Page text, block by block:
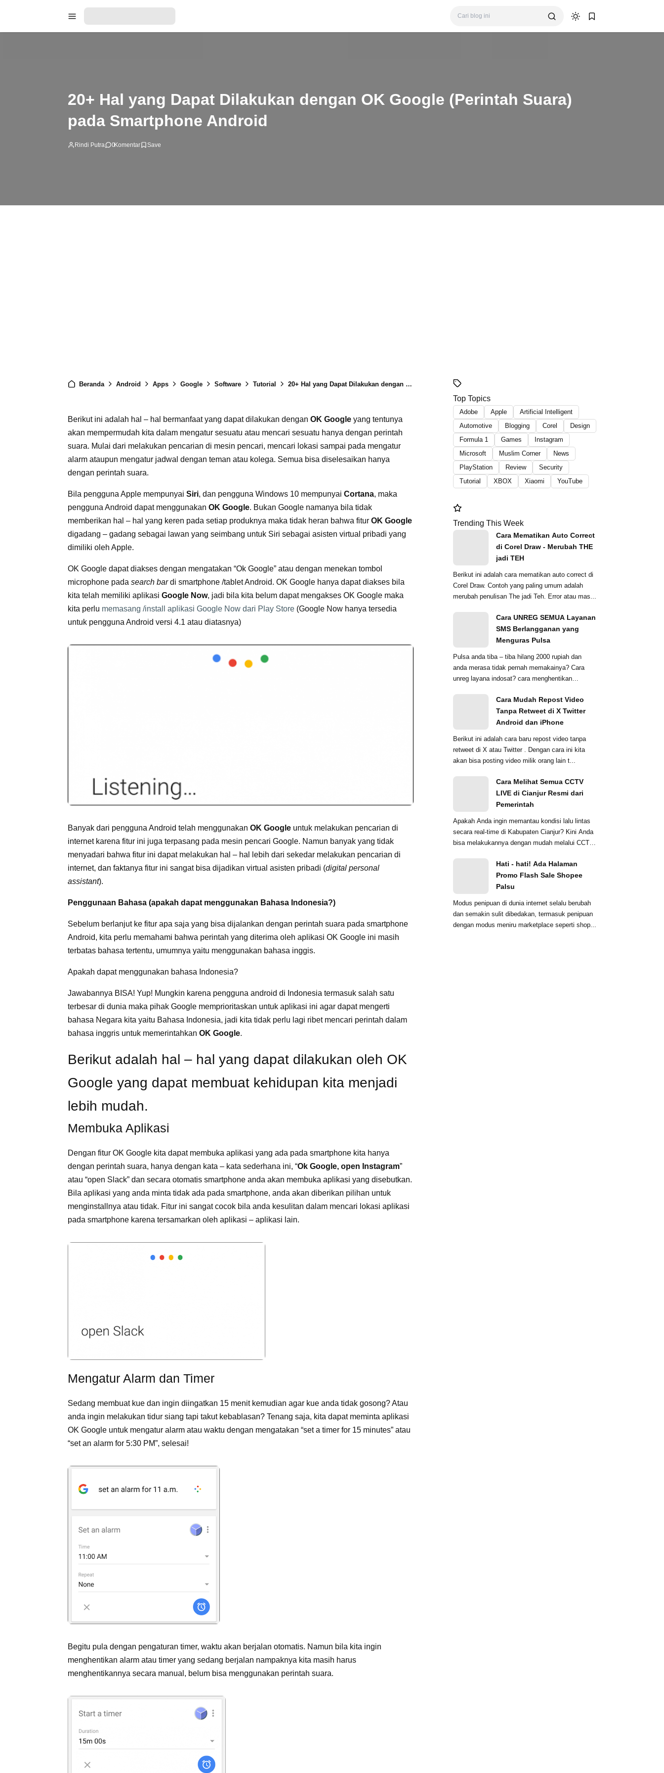
20+ Hal yang Dapat Dilakukan dengan OK Google (Perintah Suara)
pada Smartphone Android
Rindi Putra 0Komentar
Beranda Android Apps Google Software Tutorial 20+ Hal yang Dapat Dilakukan dengan OK Google (Perintah Suara) pada Smartphone Android
Berikut ini adalah hal – hal bermanfaat yang dapat dilakukan dengan OK Google yang tentunya
akan mempermudah kita dalam mengatur sesuatu atau mencari sesuatu hanya dengan perintah
suara. Mulai dari melakukan pencarian di mesin pencari, mencari lokasi sampai pada mengatur
alarm ataupun mengatur jadwal dengan teman atau kolega. Semua bisa diselesaikan hanya
dengan perintah suara.
Bila pengguna Apple mempunyai Siri, dan pengguna Windows 10 mempunyai Cortana, maka
pengguna Android dapat menggunakan OK Google. Bukan Google namanya bila tidak
memberikan hal – hal yang keren pada setiap produknya maka tidak heran bahwa fitur OK Google
digadang – gadang sebagai lawan yang seimbang untuk Siri sebagai asisten virtual pribadi yang
dimiliki oleh Apple.
OK Google dapat diakses dengan mengatakan “Ok Google” atau dengan menekan tombol
microphone pada search bardi smartphone /tablet Android. OK Google hanya dapat diakses bila
kita telah memiliki aplikasi Google Now, jadi bila kita belum dapat mengakses OK Google maka
kita perlu memasang /install aplikasi Google Now dari Play Store (Google Now hanya tersedia
untuk pengguna Android versi 4.1 atau diatasnya)
Banyak dari pengguna Android telah menggunakan OK Google untuk melakukan pencarian di
internet karena fitur ini juga terpasang pada mesin pencari Google. Namun banyak yang tidak
menyadari bahwa fitur ini dapat melakukan hal – hal lebih dari sekedar melakukan pencarian di
internet, dan faktanya fitur ini sangat bisa dijadikan virtual asisten pribadi (digital personal
assistant).
Penggunaan Bahasa (apakah dapat menggunakan Bahasa Indonesia?)
Sebelum berlanjut ke fitur apa saja yang bisa dijalankan dengan perintah suara pada smartphone
Android, kita perlu memahami bahwa perintah yang diterima oleh aplikasi OK Google ini masih
terbatas bahasa tertentu, umumnya yaitu menggunakan bahasa inggis.
Apakah dapat menggunakan bahasa Indonesia?
Jawabannya BISA! Yup! Mungkin karena pengguna android di Indonesia termasuk salah satu
terbesar di dunia maka pihak Google memprioritaskan untuk aplikasi ini agar dapat mengerti
bahasa Negara kita yaitu Bahasa Indonesia, jadi kita tidak perlu lagi ribet mencari perintah dalam
bahasa inggris untuk memerintahkan OK Google.
Berikut adalah hal – hal yang dapat dilakukan oleh OK
Google yang dapat membuat kehidupan kita menjadi
lebih mudah.
Membuka Aplikasi
Dengan fitur OK Google kita dapat membuka aplikasi yang ada pada smartphone kita hanya
dengan perintah suara, hanya dengan kata – kata sederhana ini, “Ok Google, open Instagram”
atau “open Slack” dan secara otomatis smartphone anda akan membuka aplikasi yang disebutkan.
Bila aplikasi yang anda minta tidak ada pada smartphone, anda akan diberikan pilihan untuk
menginstallnya atau tidak. Fitur ini sangat cocok bila anda kesulitan dalam mencari lokasi aplikasi
pada smartphone karena tersamarkan oleh aplikasi – aplikasi lain.
Mengatur Alarm dan Timer
Sedang membuat kue dan ingin diingatkan 15 menit kemudian agar kue anda tidak gosong? Atau
anda ingin melakukan tidur siang tapi takut kebablasan? Tenang saja, kita dapat meminta aplikasi
OK Google untuk mengatur alarm atau waktu dengan mengatakan “set a timer for 15 minutes” atau
“set an alarm for 5:30 PM”, selesai!
Begitu pula dengan pengaturan timer, waktu akan berjalan otomatis. Namun bila kita ingin
menghentikan alarm atau timer yang sedang berjalan nampaknya kita masih harus
menghentikannya secara manual, belum bisa menggunakan perintah suara.
Top Topics
Adobe Apple
Artificial Intelligent
Automotive
Blogging Corel
Design
Formula 1
Games
Instagram
Microsoft
Muslim Corner
News
PlayStation
Review
Security
Tutorial
XBOX Xiaomi YouTube
Trending This Week
Cara Mematikan Auto Correct
di Corel Draw - Merubah THE
jadi TEH
Berikut ini adalah cara mematikan auto correct di
Corel Draw. Contoh yang paling umum adalah
merubah penulisan The jadi Teh. Error atau mas...
Cara UNREG SEMUA Layanan
SMS Berlangganan yang
Menguras Pulsa
Pulsa anda tiba – tiba hilang 2000 rupiah dan
anda merasa tidak pernah memakainya? Cara
unreg layana indosat? cara menghentikan
Cara Mudah Repost Video
Tanpa Retweet di X Twitter
Android dan iPhone
Berikut ini adalah cara baru repost video tanpa
retweet di X atau Twitter . Dengan cara ini kita
akan bisa posting video milik orang lain t...
Cara Melihat Semua CCTV
LIVE di Cianjur Resmi dari
Pemerintah
Apakah Anda ingin memantau kondisi lalu lintas
secara real-time di Kabupaten Cianjur? Kini Anda
bisa melakukannya dengan mudah melalui CCTV
Hati - hati! Ada Halaman
Promo Flash Sale Shopee
Palsu
Modus penipuan di dunia internet selalu berubah
dan semakin sulit dibedakan, termasuk penipuan
dengan modus meniru marketplace seperti shop...